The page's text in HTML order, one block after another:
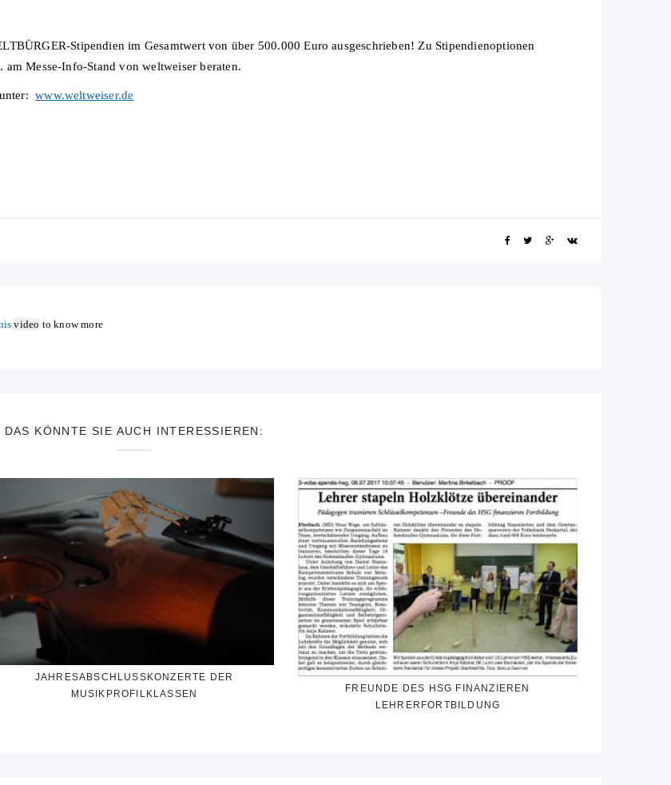
Stipendien im Gesamtwert von über 500.000 Euro ausgeschrieben! Zu Stipendienoptionen
Messe-Info-Stand von weltweiser beraten.
unter:www.weltweiser.de
video to know more
DAS KÖNNTE SIE AUCH INTERESSIEREN:
JAHRESABSCHLUSSKONZERTE DER
MUSIKPROFILKLASSEN
FREUNDE DES HSG FINANZIEREN
LEHRERFORTBILDUNG